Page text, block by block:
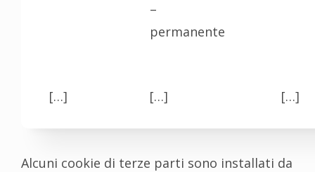
–
permanente
[…] […] […]
Alcuni cookie di terze parti sono installati da